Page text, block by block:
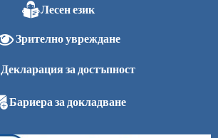
Лесен език
Зрително увреждане
Декларация за достъпност
Бариера за докладване